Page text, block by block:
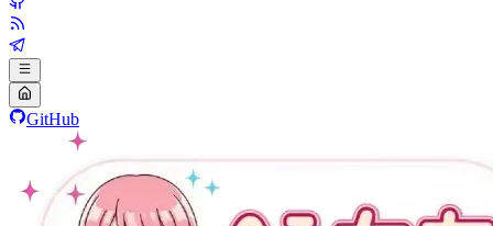
GitHub